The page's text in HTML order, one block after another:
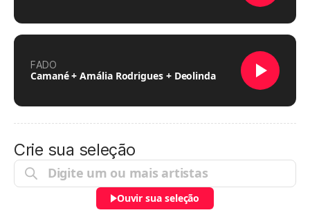
FADO
Camané + Amália Rodrigues + Deolinda
Crie sua seleção
Ouvir sua seleção